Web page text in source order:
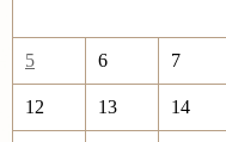
5 6 7
12 13 14